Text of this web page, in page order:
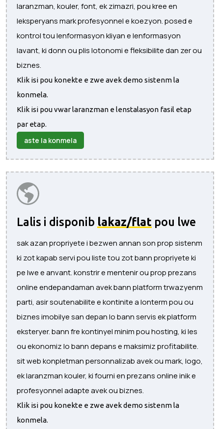
laranzman, kouler, font, ek zimazri, pou kree en
leksperyans mark profesyonnel e koezyon. posed e
kontrol tou lenformasyon kliyan e lenformasyon
lavant, ki donn ou plis lotonomi e fleksibilite dan zer ou
biznes.
Klik isi pou konekte e zwe avek demo sistenm la
konmela.
Klik isi pou vwar laranzman e lenstalasyon fasil etap
par etap.
aste la konmela
Lalis i disponib lakaz/flat pou lwe
sak azan propriyete i bezwen annan son prop sistenm
ki zot kapab servi pou liste tou zot bann propriyete ki
pe lwe e anvant. konstrir e mentenir ou prop prezans
online endepandaman avek bann platform trwazyenm
parti, asir soutenabilite e kontinite a lonterm pou ou
biznes imobilye san depan lo bann servis ek platform
eksteryer. bann fre kontinyel minim pou hosting, ki les
ou ekonomiz lo bann depans e maksimiz profitabilite.
sit web konpletman personnalizab avek ou mark, logo,
ek laranzman kouler, ki fourni en prezans online inik e
profesyonnel adapte avek ou biznes.
Klik isi pou konekte e zwe avek demo sistenm la
konmela.